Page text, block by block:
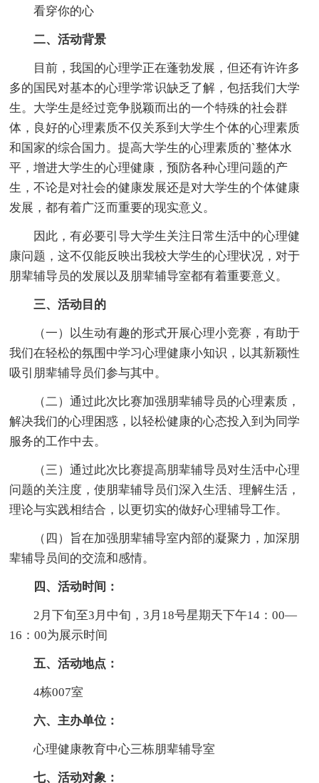
看穿你的心
二、活动背景
目前，我国的心理学正在蓬勃发展，但还有许许多
多的国民对基本的心理学常识缺乏了解，包括我们大学
生。大学生是经过竞争脱颖而出的一个特殊的社会群
体，良好的心理素质不仅关系到大学生个体的心理素质
和国家的综合国力。提高大学生的心理素质的`整体水
平，增进大学生的心理健康，预防各种心理问题的产
生，不论是对社会的健康发展还是对大学生的个体健康
发展，都有着广泛而重要的现实意义。
因此，有必要引导大学生关注日常生活中的心理健
康问题，这不仅能反映出我校大学生的心理状况，对于
朋辈辅导员的发展以及朋辈辅导室都有着重要意义。
三、活动目的
（一）以生动有趣的形式开展心理小竞赛，有助于
我们在轻松的氛围中学习心理健康小知识，以其新颖性
吸引朋辈辅导员们参与其中。
（二）通过此次比赛加强朋辈辅导员的心理素质，
解决我们的心理困惑，以轻松健康的心态投入到为同学
服务的工作中去。
（三）通过此次比赛提高朋辈辅导员对生活中心理
问题的关注度，使朋辈辅导员们深入生活、理解生活，
理论与实践相结合，以更切实的做好心理辅导工作。
（四）旨在加强朋辈辅导室内部的凝聚力，加深朋
辈辅导员间的交流和感情。
四、活动时间：
2月下旬至3月中旬，3月18号星期天下午14：00—
16：00为展示时间
五、活动地点：
4栋007室
六、主办单位：
心理健康教育中心三栋朋辈辅导室
七、活动对象：